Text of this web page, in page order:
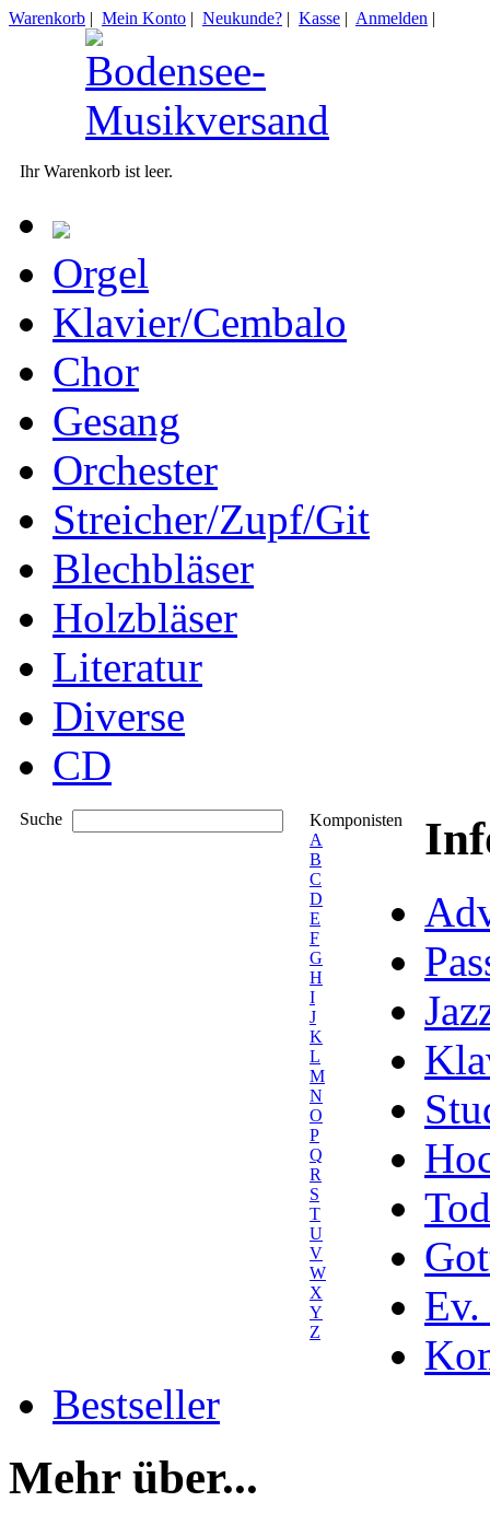
Warenkorb | Mein Konto | Neukunde? | Kasse | Anmelden |
Ihr Warenkorb ist leer.
Orgel
Klavier/Cembalo
Chor
Gesang
Orchester
Streicher/Zupf/Git
Blechbläser
Holzbläser
Literatur
Diverse
CD
Suche
Komponisten
A
B
C
D
E
F
G
H
I
J
K
L
M
N
O
P
Q
R
S
T
U
V
W
X
Y
Z
Ev.
Bestseller
Mehr über...